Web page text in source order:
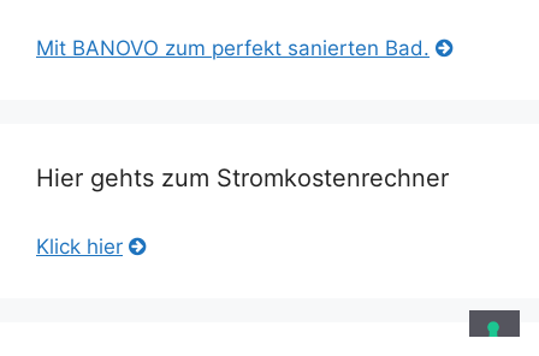
Mit BANOVO zum perfekt sanierten Bad.
Hier gehts zum Stromkostenrechner
Klick hier